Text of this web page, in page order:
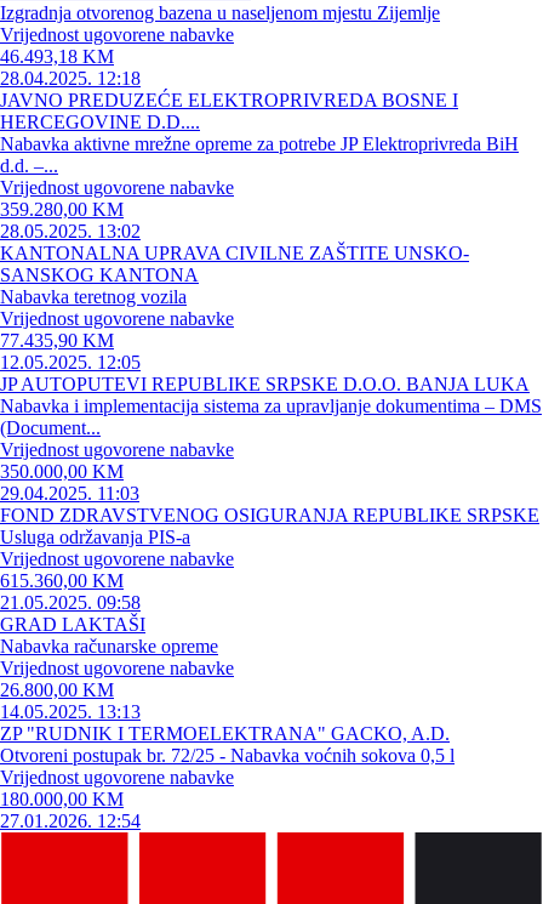
Izgradnja otvorenog bazena u naseljenom mjestu Zijemlje
Vrijednost ugovorene nabavke
46.493,18 KM
28.04.2025. 12:18
JAVNO PREDUZEĆE ELEKTROPRIVREDA BOSNE I
HERCEGOVINE D.D....
Nabavka aktivne mrežne opreme za potrebe JP Elektroprivreda BiH
d.d. –...
Vrijednost ugovorene nabavke
359.280,00 KM
28.05.2025. 13:02
KANTONALNA UPRAVA CIVILNE ZAŠTITE UNSKO-
SANSKOG KANTONA
Nabavka teretnog vozila
Vrijednost ugovorene nabavke
77.435,90 KM
12.05.2025. 12:05
JP AUTOPUTEVI REPUBLIKE SRPSKE D.O.O. BANJA LUKA
Nabavka i implementacija sistema za upravljanje dokumentima – DMS
(Document...
Vrijednost ugovorene nabavke
350.000,00 KM
29.04.2025. 11:03
FOND ZDRAVSTVENOG OSIGURANJA REPUBLIKE SRPSKE
Usluga održavanja PIS-a
Vrijednost ugovorene nabavke
615.360,00 KM
21.05.2025. 09:58
GRAD LAKTAŠI
Nabavka računarske opreme
Vrijednost ugovorene nabavke
26.800,00 KM
14.05.2025. 13:13
ZP "RUDNIK I TERMOELEKTRANA" GACKO, A.D.
Otvoreni postupak br. 72/25 - Nabavka voćnih sokova 0,5 l
Vrijednost ugovorene nabavke
180.000,00 KM
27.01.2026. 12:54